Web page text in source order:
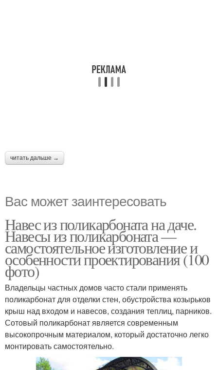
читать дальше →
Вас может заинтересовать
Навес из поликарбоната на даче.
Навесы из поликарбоната —
самостоятельное изготовление и
особенности проектирования (100
фото)
Владельцы частных домов часто стали применять
поликарбонат для отделки стен, обустройства козырьков
крыш над входом и навесов, создания теплиц, парников.
Сотовый поликарбонат является современным
высокопрочным материалом, который достаточно легко
монтировать самостоятельно.